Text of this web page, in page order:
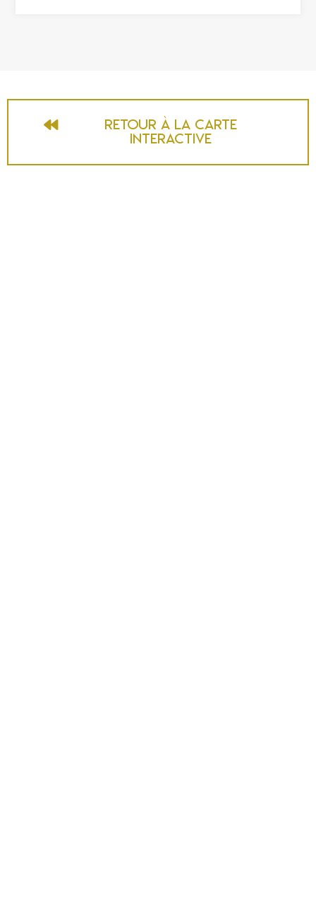
Retour à la carte
interactive